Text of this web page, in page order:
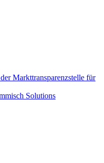
Markttransparenzstelle für
Solutions